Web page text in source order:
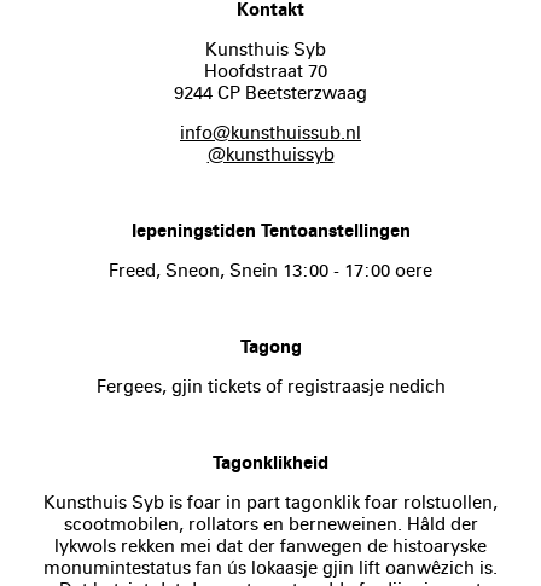
Kontakt
Kunsthuis Syb
Hoofdstraat 70
9244 CP Beetsterzwaag
info@kunsthuissub.nl
@kunsthuissyb
Iepeningstiden Tentoanstellingen
Freed, Sneon, Snein 13:00 - 17:00 oere
Tagong
Fergees, gjin tickets of registraasje nedich
Tagonklikheid
Kunsthuis Syb is foar in part tagonklik foar rolstuollen,
scootmobilen, rollators en berneweinen. Hâld der
lykwols rekken mei dat der fanwegen de histoaryske
monumintestatus fan ús lokaasje gjin lift oanwêzich is.